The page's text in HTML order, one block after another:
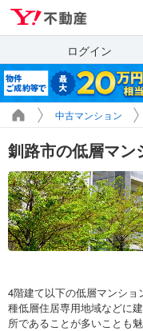
ログイン
中古マンション
釧路市の低層マン
4階建て以下の低層マンシ
種低層住居専用地域などに
所であることが多いことも